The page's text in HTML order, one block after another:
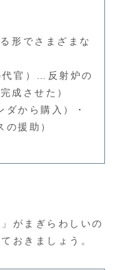
形でさまざまな
代官）…反射炉の
成させた）
から購入）・
援助）
がまぎらわしいの
おきましょう。